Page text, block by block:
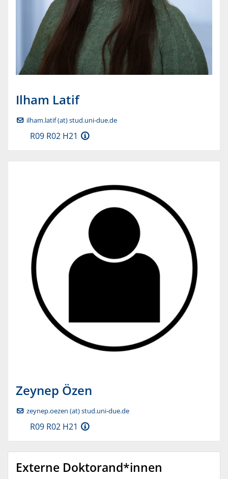
Ilham Latif
ilham.latif (at) stud.uni-due.de
R09 R02 H21
Zeynep Özen
zeynep.oezen (at) stud.uni-due.de
R09 R02 H21
Externe Doktorand*innen